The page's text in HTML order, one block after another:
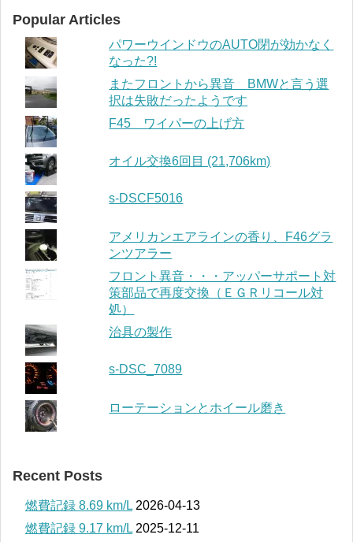
Popular Articles
パワーウインドウのAUTO閉が効かなく
なった?!
またフロントから異音 BMWと言う選
択は失敗だったようです
F45 ワイパーの上げ方
オイル交換6回目 (21,706km)
s-DSCF5016
アメリカンエアラインの香り、F46グラ
ンツアラー
フロント異音・・・アッパーサポート対
策部品で再度交換（ＥＧＲリコール対
処）
治具の製作
s-DSC_7089
ローテーションとホイール磨き
Recent Posts
燃費記録 8.69 km/L 2026-04-13
燃費記録 9.17 km/L 2025-12-11